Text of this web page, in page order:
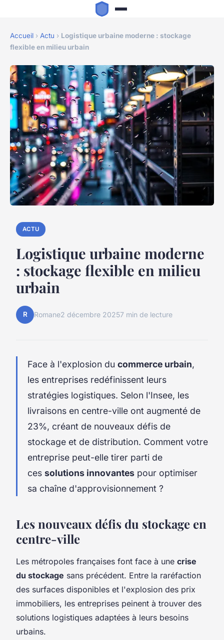
Accueil › Actu › Logistique urbaine moderne : stockage
flexible en milieu urbain
ACTU
Logistique urbaine moderne
: stockage flexible en milieu
urbain
R Romane2 décembre 20257 min de lecture
Face à l'explosion du commerce urbain,
les entreprises redéfinissent leurs
stratégies logistiques. Selon l'Insee, les
livraisons en centre-ville ont augmenté de
23%, créant de nouveaux défis de
stockage et de distribution. Comment votre
entreprise peut-elle tirer parti de
ces solutions innovantes pour optimiser
sa chaîne d'approvisionnement ?
Les nouveaux défis du stockage en
centre-ville
Les métropoles françaises font face à une crise
du stockage sans précédent. Entre la raréfaction
des surfaces disponibles et l'explosion des prix
immobiliers, les entreprises peinent à trouver des
solutions logistiques adaptées à leurs besoins
urbains.